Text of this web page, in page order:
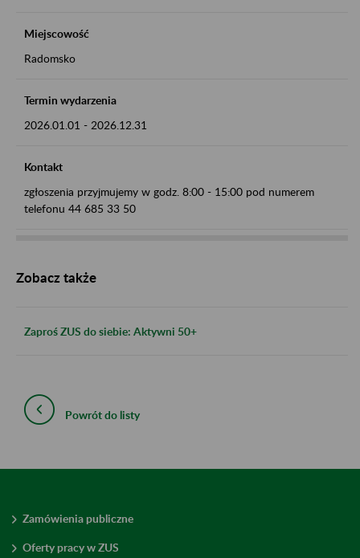
Miejscowość
Radomsko
Termin wydarzenia
2026.01.01 - 2026.12.31
Kontakt
zgłoszenia przyjmujemy w godz. 8:00 - 15:00 pod numerem
telefonu 44 685 33 50
Zobacz także
Zaproś ZUS do siebie: Aktywni 50+
Powrót do listy
Zamówienia publiczne
Oferty pracy w ZUS